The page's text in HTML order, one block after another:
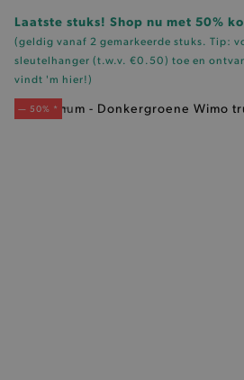
Laatste stuks! Shop nu met 50%
(geldig vanaf 2 gemarkeerde stuks. Tip:
sleutelhanger (t.w.v. €0.50) toe en
vindt 'm hier!)
— 50% *